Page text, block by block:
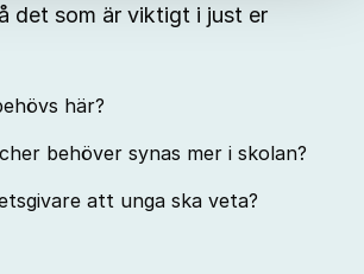
det som är viktigt i just er
här?
behöver synas mer i skolan?
att unga ska veta?